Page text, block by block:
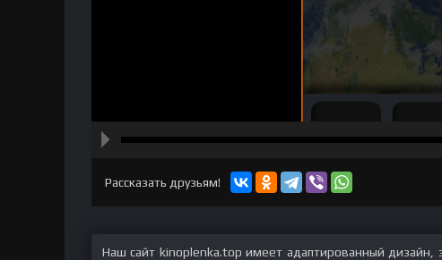
Рассказать друзьям!
Наш сайт kinoplenka.top имеет адаптированный дизайн,